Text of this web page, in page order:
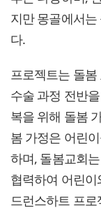
지만 몽골에서
다.
프로젝트는 돌
수술 과정 전반
복을 위해 돌봄
봄 가정은 어린
하며, 돌봄교회
협력하여 어린이
드런스하트 프로